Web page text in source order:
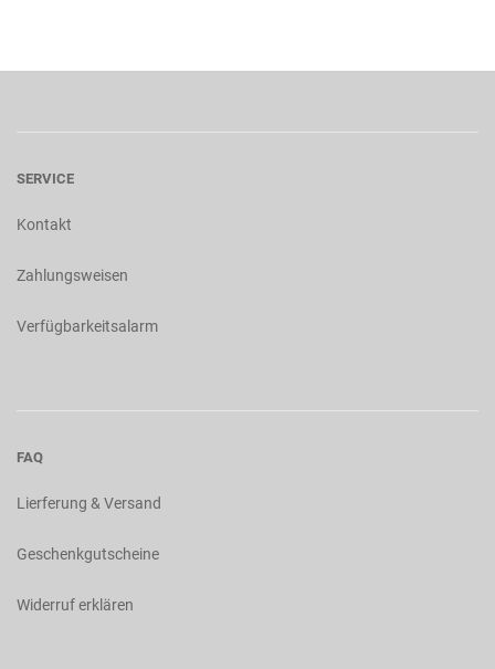
SERVICE
Kontakt
Zahlungsweisen
Verfügbarkeitsalarm
FAQ
Lierferung & Versand
Geschenkgutscheine
Widerruf erklären